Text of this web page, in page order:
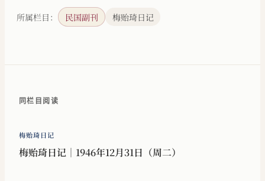
所属栏目： 民国副刊 梅贻琦日记
同栏目阅读
梅贻琦日记
梅贻琦日记｜1946年12月31日（周二）